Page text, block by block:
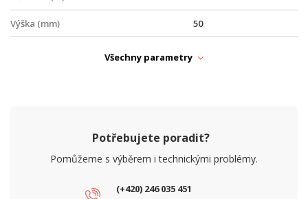
Výška (mm) 50
PARAMETRY NAPÁJENÍ
Výstupní proud (A) 6.5
Všechny parametry
Potřebujete poradit?
Pomůžeme s výběrem i technickými problémy.
(+420) 246 035 451